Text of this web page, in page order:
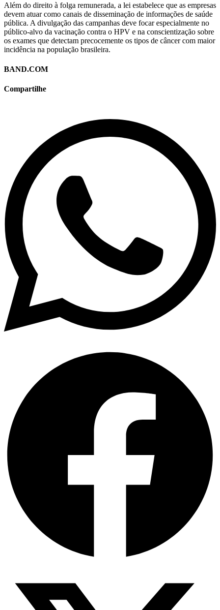
Além do direito à folga remunerada, a lei estabelece que as empresas
devem atuar como canais de disseminação de informações de saúde
pública. A divulgação das campanhas deve focar especialmente no
público-alvo da vacinação contra o HPV e na conscientização sobre
os exames que detectam precocemente os tipos de câncer com maior
incidência na população brasileira.
BAND.COM
Compartilhe